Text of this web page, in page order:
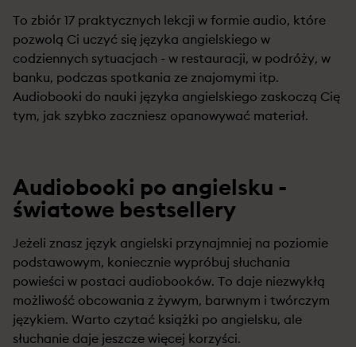
To zbiór 17 praktycznych lekcji w formie audio, które
pozwolą Ci uczyć się języka angielskiego w
codziennych sytuacjach - w restauracji, w podróży, w
banku, podczas spotkania ze znajomymi itp.
Audiobooki do nauki języka angielskiego zaskoczą Cię
tym, jak szybko zaczniesz opanowywać materiał.
Audiobooki po angielsku -
światowe bestsellery
Jeżeli znasz język angielski przynajmniej na poziomie
podstawowym, koniecznie wypróbuj słuchania
powieści w postaci audiobooków. To daje niezwykłą
możliwość obcowania z żywym, barwnym i twórczym
językiem. Warto czytać książki po angielsku, ale
słuchanie daje jeszcze więcej korzyści.